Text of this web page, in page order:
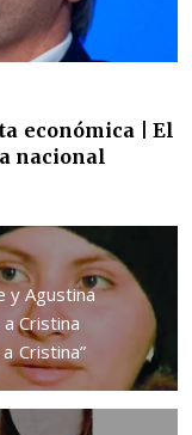
económica | El
nacional
y Agustina
Cristina
Cristina”